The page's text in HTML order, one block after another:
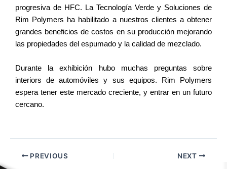
progresiva de HFC. La Tecnología Verde y Soluciones de
Rim Polymers ha habilitado a nuestros clientes a obtener
grandes beneficios de costos en su producción mejorando
las propiedades del espumado y la calidad de mezclado.
Durante la exhibición hubo muchas preguntas sobre
interiors de automóviles y sus equipos. Rim Polymers
espera tener este mercado creciente, y entrar en un futuro
cercano.
PREVIOUS NEXT